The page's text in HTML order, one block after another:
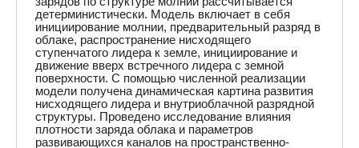
детерминистически. Модель включает в себя
инициирование молнии, предварительный разряд в
облаке, распространение нисходящего
ступенчатого лидера к земле, инициирование и
движение вверх встречного лидера с земной
поверхности. С помощью численной реализации
модели получена динамическая картина развития
нисходящего лидера и внутриоблачной разрядной
структуры. Проведено исследование влияния
плотности заряда облака и параметров
развивающихся каналов на пространственно-